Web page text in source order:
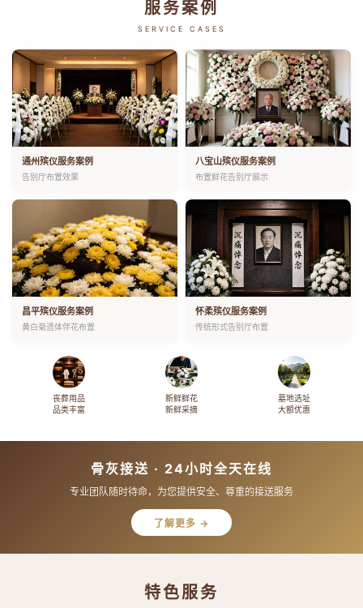
服务案例
SERVICE CASES
通州殡仪服务案例
告别厅布置效果
八宝山殡仪服务案例
布置鲜花告别厅展示
昌平殡仪服务案例
黄白菊遗体伴花布置
怀柔殡仪服务案例
传统形式告别厅布置
丧葬用品
品类丰富
新鲜鲜花
新鲜采摘
墓地选址
大额优惠
骨灰接送 · 24小时全天在线
专业团队随时待命，为您提供安全、尊重的接送服务
了解更多 →
特色服务